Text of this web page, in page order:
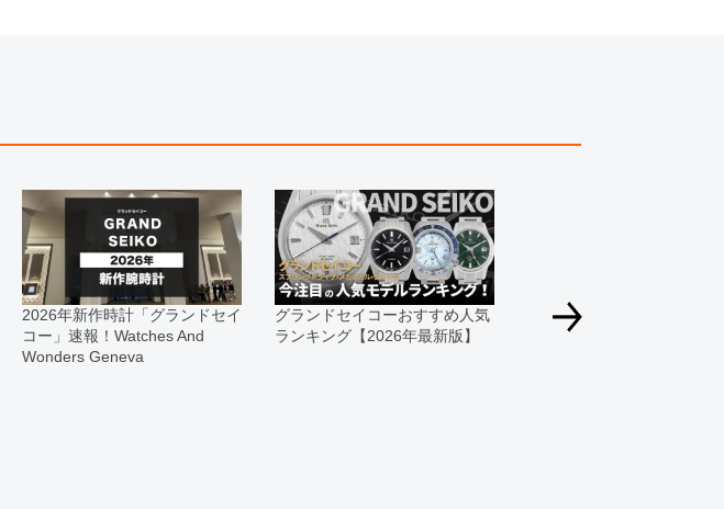
※当店では店頭販売も行っております為、サイトでのご注文と店頭処理との時間差で在庫
また、ご来店にてご購入を希望される場合にも、事前に在庫の確認をお電話かメールにて
お問い合わせいただけますようお願いいたします。
※アンティーク品やユーズド品の場合、外装および内部機械に代替部品を使用している場
合がございます。
※表示の定価は、入荷時の価格となっております。
現在の定価と異なる場合がございますのでご了承くださいませ。
2026年新作時計「グランドセイ
コー」速報！Watches And
Wonders Geneva
グランドセイコーおすすめ人気
ランキング【2026年最新版】